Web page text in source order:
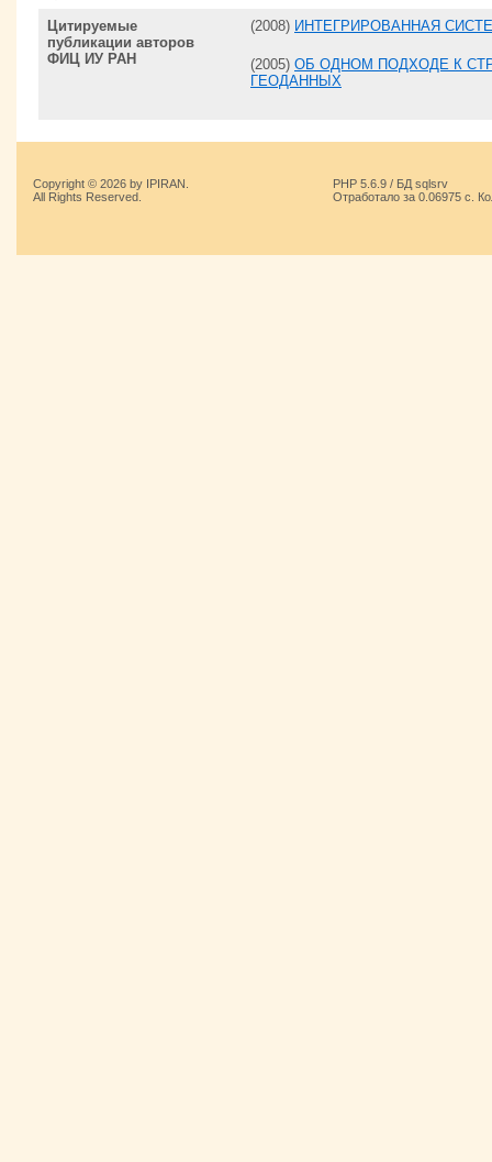
Цитируемые
публикации авторов
ФИЦ ИУ РАН
(2008) ИНТЕГРИРОВАННАЯ
(2005) ОБ ОДНОМ ПОДХОДЕ К
ГЕОДАННЫХ
Copyright © 2026 by IPIRAN.
All Rights Reserved.
PHP 5.6.9 / БД sqlsrv
Отработало за 0.06975 с.